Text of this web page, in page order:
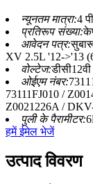
न्यूनतम मात्रा:4
प्रतिरूप संख्या:
आवेदन पत्र:
XV 2.5L '12->'13
वोल्टेज:डीसी12वी
ओईएम नंबर:
73111FJ010 /
Z0021226A /
पुली के पैरामीटर:
हमें ईमेल भेजें
उत्पाद विवरण